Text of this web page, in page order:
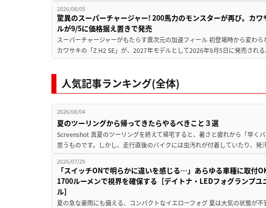
2026/08/05
驚異のスーパーチャージャー! 200馬力のモンスターが再び。カ
ルが9/5に価格据え置きで発売
スーパーチャージャーがもたらす異次元の加速フィール 初登場時から変わら
カワサキの「Z H2 SE」が、2027年モデルとして2026年9月5日に発売され
人気記事ランキング(全体)
2026/08/04
夏のツーリングから帰ってきたらやるべきこと３選
Screenshot 真夏のツーリングを終えて帰宅すると、暑さと疲れから「早く
思うものです。しかし、走行直後のバイクには虫汚れが付着していたり、
2026/07/29
「スイッチONで明らかに違いを感じる…」あらゆる車種に取付
1700ルーメンで視界を確保する［デイトナ・LEDフォグランプユ
ル］
夏の急な豪雨にも備える、コンパクトなイエローフォグ 夏は大気の状態が